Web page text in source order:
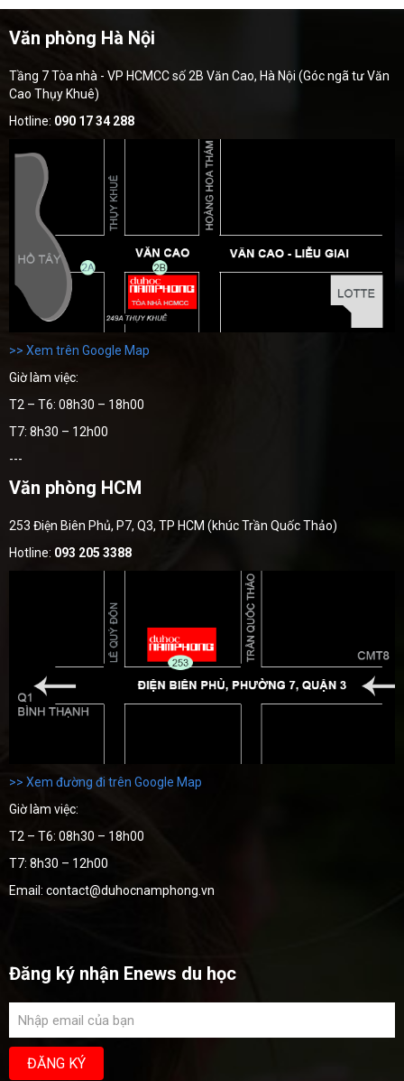
Văn phòng Hà Nội
Tầng 7 Tòa nhà - VP HCMCC số 2B Văn Cao, Hà Nội (Góc ngã tư Văn
Cao Thụy Khuê)
Hotline: 090 17 34 288
>> Xem trên Google Map
Giờ làm việc:
T2 – T6: 08h30 – 18h00
T7: 8h30 – 12h00
---
Văn phòng HCM
253 Điện Biên Phủ, P7, Q3, TP HCM (khúc Trần Quốc Thảo)
Hotline: 093 205 3388
>> Xem đường đi trên Google Map
Giờ làm việc:
T2 – T6: 08h30 – 18h00
T7: 8h30 – 12h00
Email: contact@duhocnamphong.vn
Đăng ký nhận Enews du học